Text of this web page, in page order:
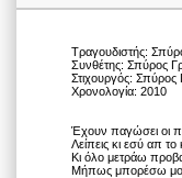
Τραγουδιστής:
Συνθέτης: Σπύρος
Στιχουργός: Σπύρος
Χρονολογία: 2010
Έχουν παγώσει οι
Λείπεις κι εσύ απ το
Κι όλο μετράω
Μήπως μπορέσω